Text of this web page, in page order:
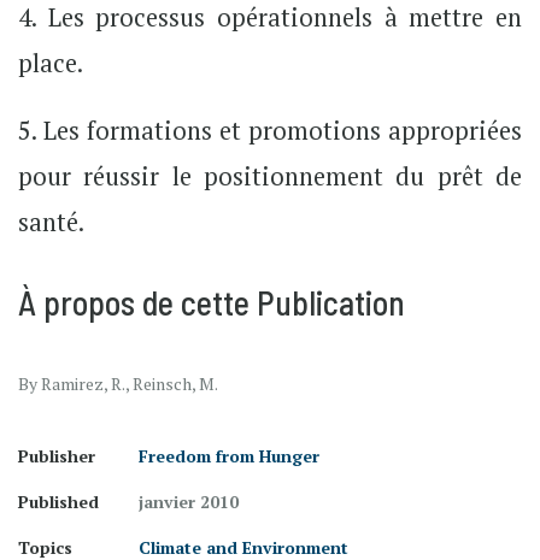
4. Les processus opérationnels à mettre en
place.
5. Les formations et promotions appropriées
pour réussir le positionnement du prêt de
santé.
À propos de cette Publication
By Ramirez, R., Reinsch, M.
Publisher
Freedom from Hunger
Published
janvier 2010
Topics
Climate and Environment